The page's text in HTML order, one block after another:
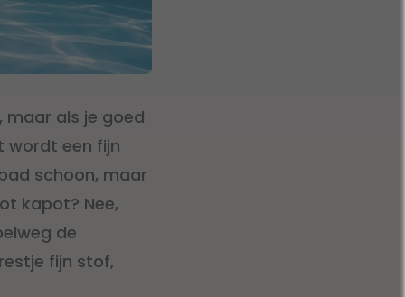
maar als je goed
wordt een fijn
schoon, maar
kapot? Nee,
de
fijn stof,